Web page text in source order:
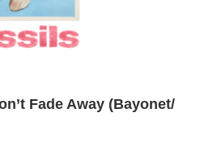
Fade Away (Bayonet/